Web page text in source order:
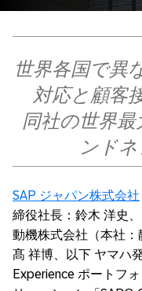
世界各国で異
対応と顧客
同社の世界
ンド
SAP ジャパン株式会社
締役社長：鈴木 洋史
動機株式会社（本社：
髙 祥博、以下 ヤマハ
Experience ポートフ